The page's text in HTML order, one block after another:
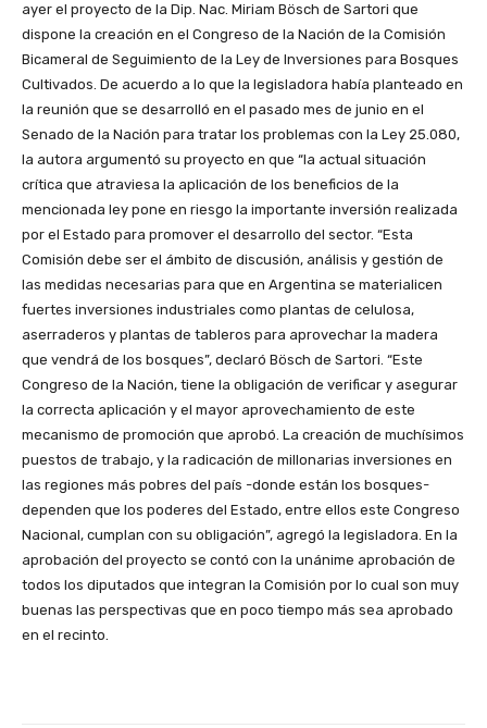
ayer el proyecto de la Dip. Nac. Miriam Bösch de Sartori que
dispone la creación en el Congreso de la Nación de la Comisión
Bicameral de Seguimiento de la Ley de Inversiones para Bosques
Cultivados. De acuerdo a lo que la legisladora había planteado en
la reunión que se desarrolló en el pasado mes de junio en el
Senado de la Nación para tratar los problemas con la Ley 25.080,
la autora argumentó su proyecto en que “la actual situación
crítica que atraviesa la aplicación de los beneficios de la
mencionada ley pone en riesgo la importante inversión realizada
por el Estado para promover el desarrollo del sector. “Esta
Comisión debe ser el ámbito de discusión, análisis y gestión de
las medidas necesarias para que en Argentina se materialicen
fuertes inversiones industriales como plantas de celulosa,
aserraderos y plantas de tableros para aprovechar la madera
que vendrá de los bosques”, declaró Bösch de Sartori. “Este
Congreso de la Nación, tiene la obligación de verificar y asegurar
la correcta aplicación y el mayor aprovechamiento de este
mecanismo de promoción que aprobó. La creación de muchísimos
puestos de trabajo, y la radicación de millonarias inversiones en
las regiones más pobres del país -donde están los bosques-
dependen que los poderes del Estado, entre ellos este Congreso
Nacional, cumplan con su obligación”, agregó la legisladora. En la
aprobación del proyecto se contó con la unánime aprobación de
todos los diputados que integran la Comisión por lo cual son muy
buenas las perspectivas que en poco tiempo más sea aprobado
en el recinto.